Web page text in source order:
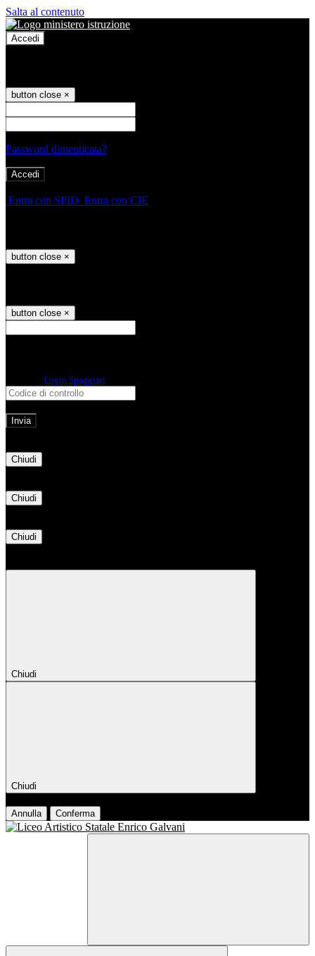
Salta al contenuto
Accedi
button close ×
Password dimenticata?
Entra con SPID Entra con CIE
button close ×
button close ×
Login Spaggiari
Chiudi
Chiudi
Chiudi
Chiudi
Chiudi
Annulla Conferma